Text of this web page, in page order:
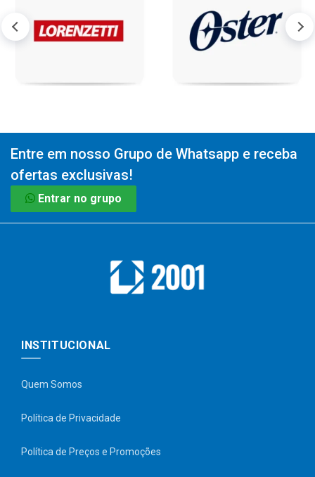
Entre em nosso Grupo de Whatsapp e receba
ofertas exclusivas!
Entrar no grupo
INSTITUCIONAL
Quem Somos
Política de Privacidade
Política de Preços e Promoções